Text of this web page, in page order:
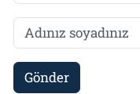
Gönder